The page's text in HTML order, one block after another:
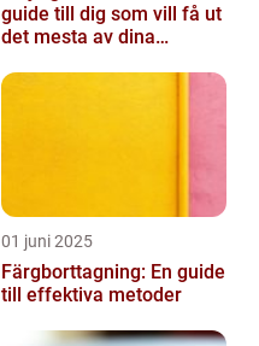
guide till dig som vill få ut
det mesta av dina
01 juni 2025
Färgborttagning: En guide
till effektiva metoder